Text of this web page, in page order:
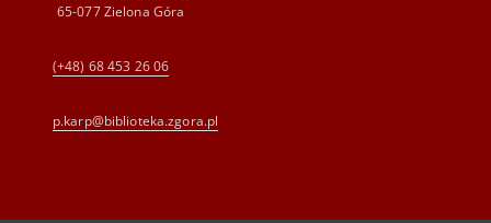
65-077 Zielona Góra
(+48) 68 453 26 06
p.karp@biblioteka.zgora.pl